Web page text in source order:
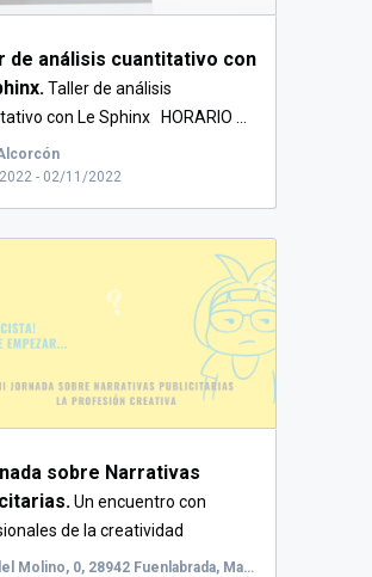
de análisis cuantitativo con
Taller de análisis
con Le Sphinx HORARIO ...
- 02/11/2022
sobre Narrativas
Un encuentro con
de la creatividad
Cam. del Molino, 0, 28942 Fuenlabrada, Madrid, España